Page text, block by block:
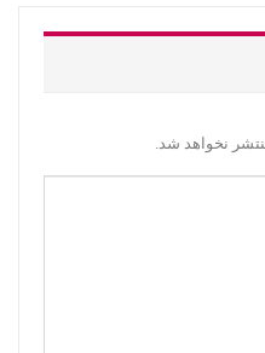
نخواهد شد.